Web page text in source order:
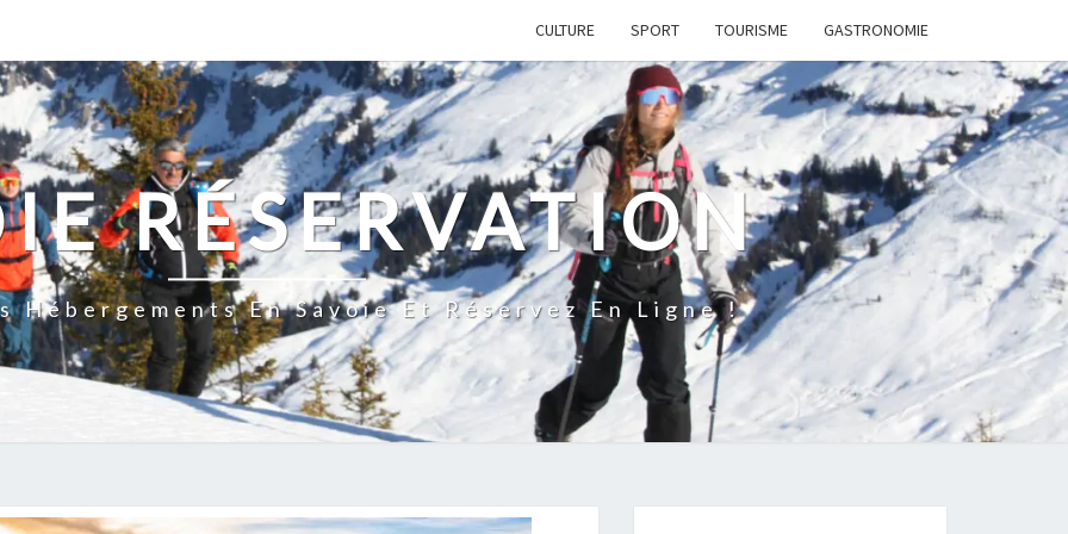
CULTURE SPORT TOURISME GASTRONOMIE
RÉSERVATION
Hébergements En Savoie Et Réservez En Ligne !